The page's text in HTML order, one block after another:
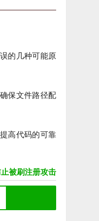
的几种可能原
保文件路径配
高代码的可靠
被刷注册攻击